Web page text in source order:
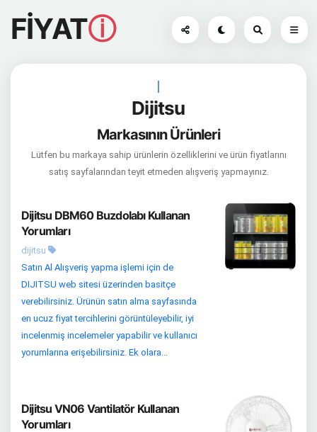
FİYATⓘ
|
Dijitsu
Markasının Ürünleri
Lütfen bu markaya sahip ürünlerin özelliklerini ve ürün fiyatlarını
satış sayfalarından teyit etmeden alışveriş yapmayınız.
Dijitsu DBM60 Buzdolabı Kullanan
Yorumları
dijitsu
Satın Al Alışveriş yapma işlemi için de
DIJITSU web sitesi üzerinden basitçe
verebilirsiniz. Ürünün satın alma sayfasında
en ucuz fiyat tercihlerini görüntüleyebilir, iyi
incelenmiş incelemeler yapabilir ve kullanıcı
yorumlarına erişebilirsiniz. Ek olara...
Dijitsu VN06 Vantilatör Kullanan
Yorumları